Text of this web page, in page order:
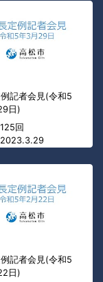
記者会見(令和5
日)
回
記者会見(令和5
日)